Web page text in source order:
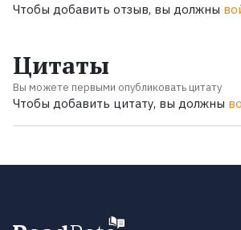
Чтобы добавить отзыв, вы должны
Цитаты
Вы можете первыми опубликовать цитату
Чтобы добавить цитату, вы должны